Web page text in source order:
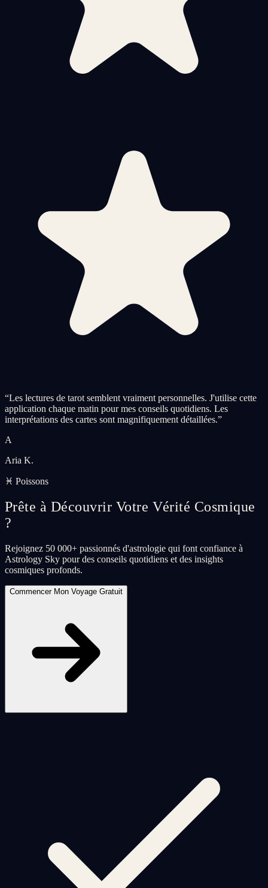
“Les lectures de tarot semblent vraiment personnelles. J'utilise cette
application chaque matin pour mes conseils quotidiens. Les
interprétations des cartes sont magnifiquement détaillées.”
A
Aria K.
♓ Poissons
Prête à Découvrir Votre Vérité Cosmique
?
Rejoignez 50 000+ passionnés d'astrologie qui font confiance à
Astrology Sky pour des conseils quotidiens et des insights
cosmiques profonds.
Commencer Mon Voyage Gratuit